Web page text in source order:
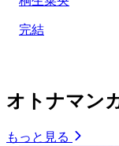
完結
オトナマン
もっと見る